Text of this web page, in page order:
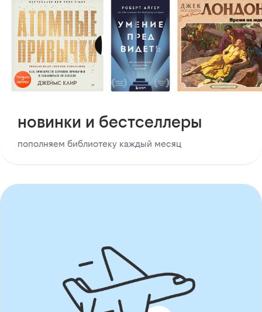
новинки и бестселлеры
пополняем библиотеку каждый месяц